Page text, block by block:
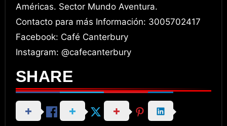
Américas. Sector Mundo Aventura.
Contacto para más Información: 3005702417
Facebook: Café Canterbury
Instagram: @cafecanterbury
SHARE